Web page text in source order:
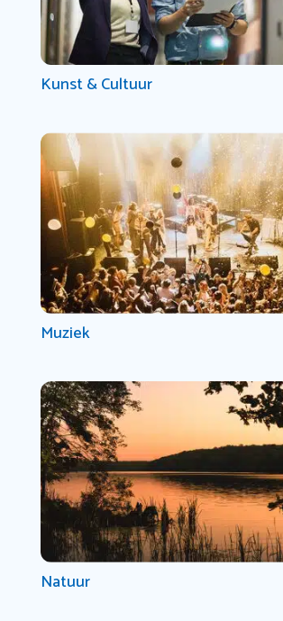
Kunst & Cultuur
Muziek
Natuur